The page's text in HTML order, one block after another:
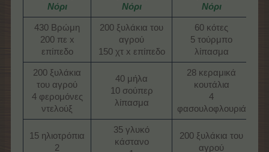
Νόρι
Νόρι
Νόρι
430 Βρώμη
200 πε x
επίπεδο​
200 ξυλάκια του
αγρού
150 χτ x επίπεδο​
60 κότες
5 τούρμπο
λίπασμα​
200 ξυλάκια
του αγρού
4 φερομόνες
ντελούξ​
40 μήλα
10 σούπερ
λίπασμα​
28 κεραμικά
κουτάλια
4
φασουλοφλουριά​
15 ηλιοτρόπια
2
35 γλυκό
κάστανο
200 ξυλάκια του
αγρού